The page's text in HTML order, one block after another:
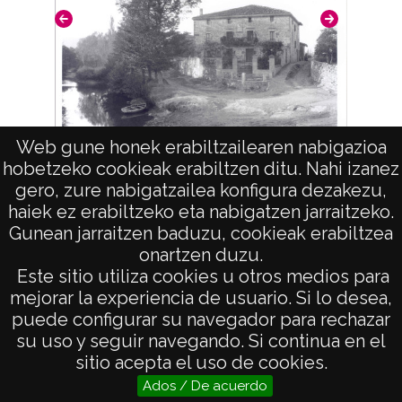
Web gune honek erabiltzailearen nabigazioa
hobetzeko cookieak erabiltzen ditu. Nahi izanez
gero, zure nabigatzailea konfigura dezakezu,
haiek ez erabiltzeko eta nabigatzen jarraitzeko.
Gunean jarraitzen baduzu, cookieak erabiltzea
onartzen duzu.
Este sitio utiliza cookies u otros medios para
mejorar la experiencia de usuario. Si lo desea,
puede configurar su navegador para rechazar
su uso y seguir navegando. Si continua en el
sitio acepta el uso de cookies.
Ados / De acuerdo
Casa Mendívil-Jaúregui
AVISO LEGAL
POLÍTICA DE PRIVACIDAD
ACCESIBILIDAD
ATENCIÓN CIUDADANA